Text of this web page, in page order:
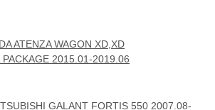
ATENZA WAGON XD,XD
PACKAGE 2015.01-2019.06